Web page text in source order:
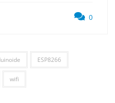
0
ESP8266
wifi